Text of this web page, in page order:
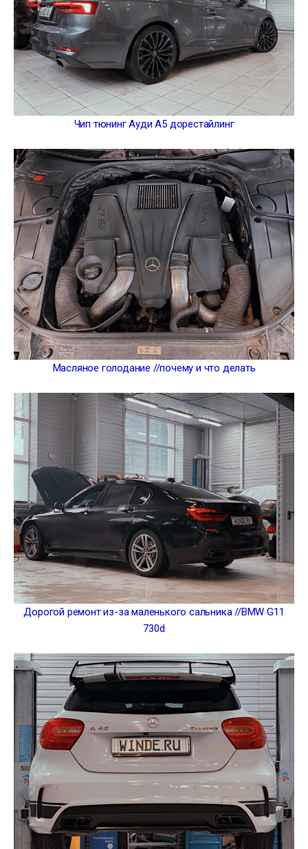
Чип тюнинг Ауди А5 дорестайлинг
Масляное голодание //почему и что делать
Дорогой ремонт из-за маленького сальника //BMW G11
730d